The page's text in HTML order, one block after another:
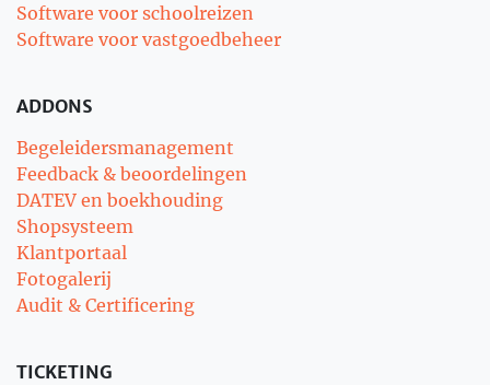
Software voor schoolreizen
Software voor vastgoedbeheer
ADDONS
Begeleidersmanagement
Feedback & beoordelingen
DATEV en boekhouding
Shopsysteem
Klantportaal
Fotogalerij
Audit & Certificering
TICKETING